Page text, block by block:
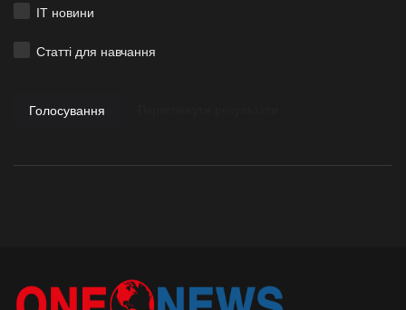
ІТ новини
Статті для навчання
Голосування